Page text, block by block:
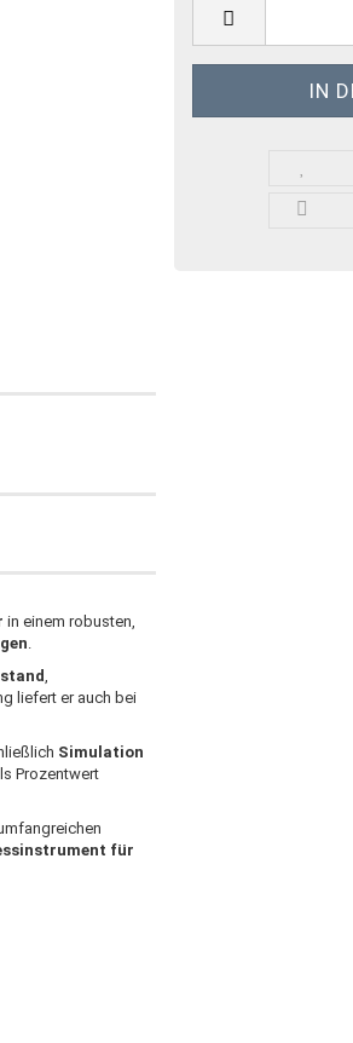
in einem robusten,
.
,
liefert er auch bei
Simulation
Prozentwert
für